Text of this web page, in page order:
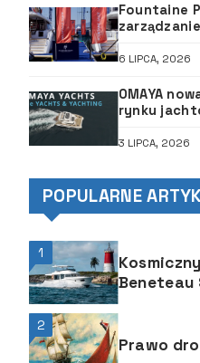
Fountaine
6 LIPCA, 2026
OMAYA
rynku
3 LIPCA, 2026
POPULARNE
1
48
2
Prawo